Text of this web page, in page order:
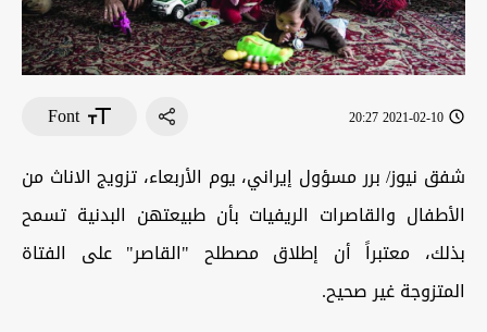
2021-02-10 20:27
Font
شفق نيوز/ برر مسؤول إيراني، يوم الأربعاء، تزويج الاناث من
الأطفال والقاصرات الريفيات بأن طبيعتهن البدنية تسمح
بذلك، معتبراً أن إطلاق مصطلح "القاصر" على الفتاة
المتزوجة غير صحيح.